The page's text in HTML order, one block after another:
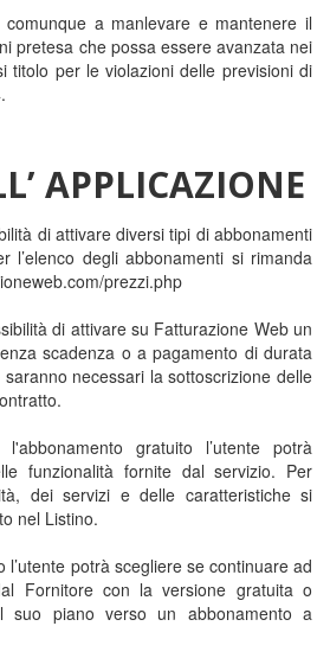
a manlevare e mantenere il
pretesa che possa essere avanzata nei
titolo per le violazioni delle previsioni di
APPLICAZIONE
di attivare diversi tipi di abbonamenti
l’elenco degli abbonamenti si rimanda
prezzi.php
di attivare su Fatturazione Web un
scadenza o a pagamento di durata
saranno necessari la sottoscrizione delle
gratuito l’utente potrà
funzionalità fornite dal servizio. Per
dei servizi e delle caratteristiche si
nel Listino.
l’utente potrà scegliere se continuare ad
Fornitore con la versione gratuita o
suo piano verso un abbonamento a